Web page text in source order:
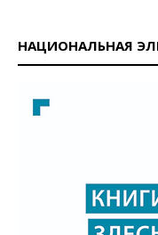
НАЦИОНАЛЬНАЯ